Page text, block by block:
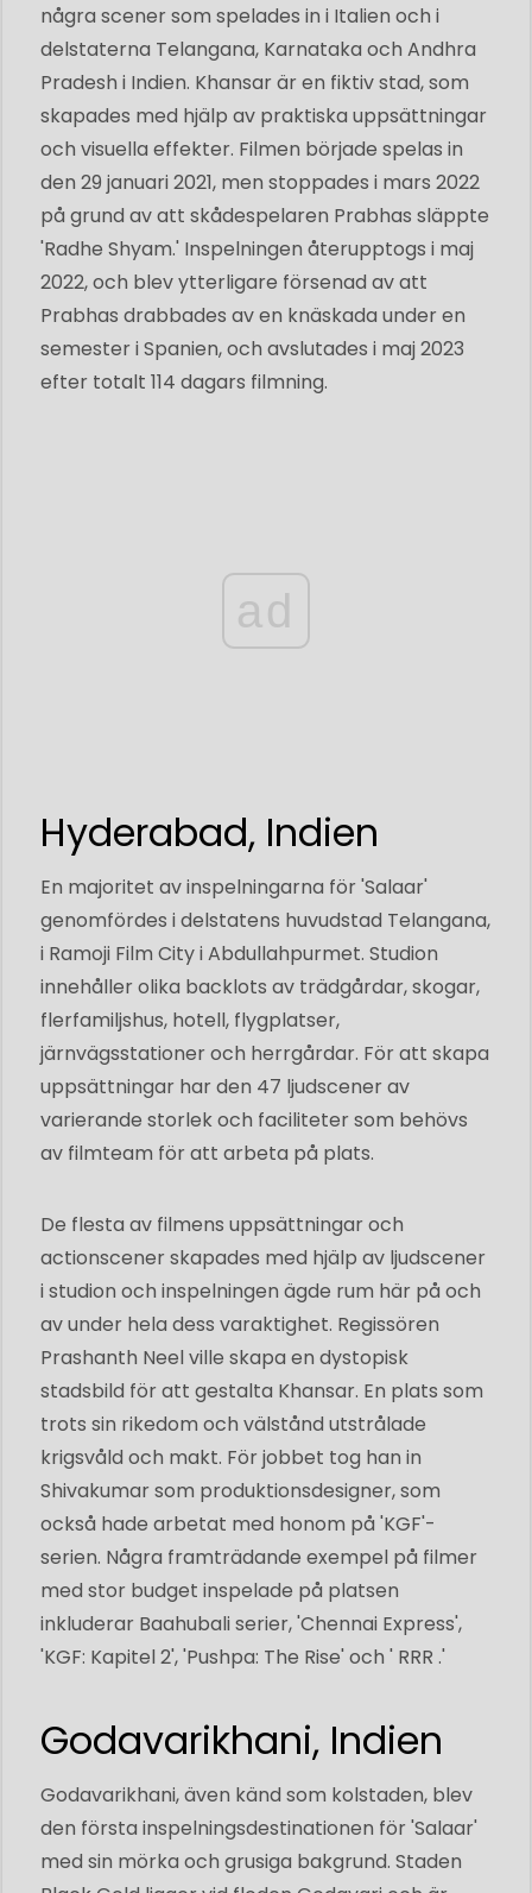
några scener som spelades in i Italien och i
delstaterna Telangana, Karnataka och Andhra
Pradesh i Indien. Khansar är en fiktiv stad, som
skapades med hjälp av praktiska uppsättningar
och visuella effekter. Filmen började spelas in
den 29 januari 2021, men stoppades i mars 2022
på grund av att skådespelaren Prabhas släppte
'Radhe Shyam.' Inspelningen återupptogs i maj
2022, och blev ytterligare försenad av att
Prabhas drabbades av en knäskada under en
semester i Spanien, och avslutades i maj 2023
efter totalt 114 dagars filmning.
ad
Hyderabad, Indien
En majoritet av inspelningarna för 'Salaar'
genomfördes i delstatens huvudstad Telangana,
i Ramoji Film City i Abdullahpurmet. Studion
innehåller olika backlots av trädgårdar, skogar,
flerfamiljshus, hotell, flygplatser,
järnvägsstationer och herrgårdar. För att skapa
uppsättningar har den 47 ljudscener av
varierande storlek och faciliteter som behövs
av filmteam för att arbeta på plats.
De flesta av filmens uppsättningar och
actionscener skapades med hjälp av ljudscener
i studion och inspelningen ägde rum här på och
av under hela dess varaktighet. Regissören
Prashanth Neel ville skapa en dystopisk
stadsbild för att gestalta Khansar. En plats som
trots sin rikedom och välstånd utstrålade
krigsvåld och makt. För jobbet tog han in
Shivakumar som produktionsdesigner, som
också hade arbetat med honom på 'KGF'-
serien. Några framträdande exempel på filmer
med stor budget inspelade på platsen
inkluderar Baahubali serier, 'Chennai Express',
'KGF: Kapitel 2', 'Pushpa: The Rise' och ' RRR .'
Godavarikhani, Indien
Godavarikhani, även känd som kolstaden, blev
den första inspelningsdestinationen för 'Salaar'
med sin mörka och grusiga bakgrund. Staden